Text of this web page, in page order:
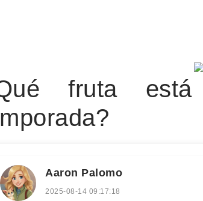
fruta
Aaron Palomo
2025-08-14 09:17:18